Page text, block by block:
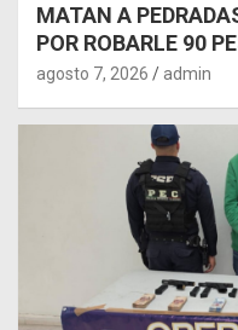
MATAN A
POR ROBARLE 90
agosto 7, 2026 admin